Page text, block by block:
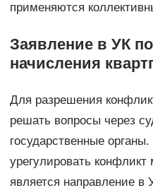
применяются
Заявление в УК
начисления
Для разрешения
решать вопросы через
государственные
урегулировать
является направление в